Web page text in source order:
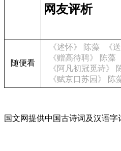
网友评析
随便看
《述怀》 陈藻 《
《赠高待聘》 陈藻
《阿凡初冠觅诗》
《赋京口苏园》 陈
国文网提供中国古诗词及汉语